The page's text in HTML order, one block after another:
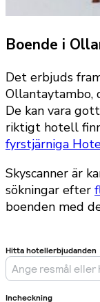
Boende i
Det erbjuds
Ollantaytambo,
De kan vara
riktigt hotell
fyrstjärniga
Skyscanner är
sökningar efter
boenden med